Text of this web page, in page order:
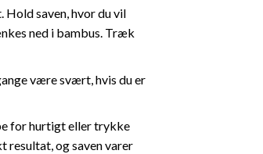
saven, hvor du vil
ned i bambus. Træk
være svært, hvis du er
for hurtigt eller trykke
resultat, og saven varer